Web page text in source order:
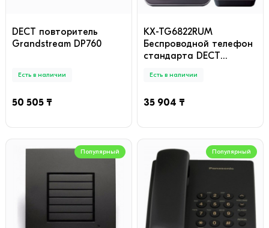
DECT повторитель
Grandstream DP760
Есть в наличии
50 505 ₸
KX-TG6822RUM
Беспроводной телефон
стандарта DECT
Есть в наличии
35 904 ₸
Популярный Популярный